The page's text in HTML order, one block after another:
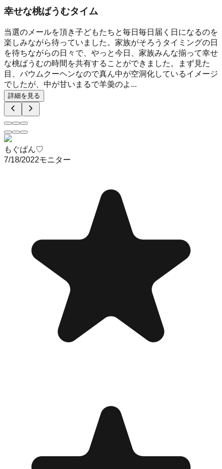
幸せな桃ばうむタイム
当選のメールを頂き子どもたちと毎日毎日届く日になるのを
楽しみながら待っていました。家族がそろうタイミングの日
を待ちながらの日々で、やっと今日、家族みんな揃って幸せ
な桃ばうむの時間を共有することができました。まず見た
目、バウムクーヘンなので真ん中が空洞化しているイメージ
でしたが、中が甘いまるで羊羮のよ...
詳細を見る
もぐぱん♡
7/18/2022モニター